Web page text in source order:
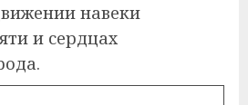
навеки
и сердцах